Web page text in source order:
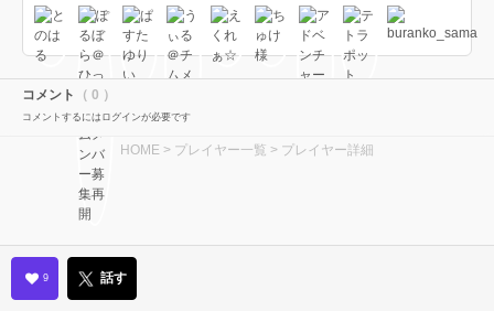
コメント （ 0 ）
コメントするにはログインが必要です
HOME > プレイヤー一覧 > プレイヤー詳細
9 話す